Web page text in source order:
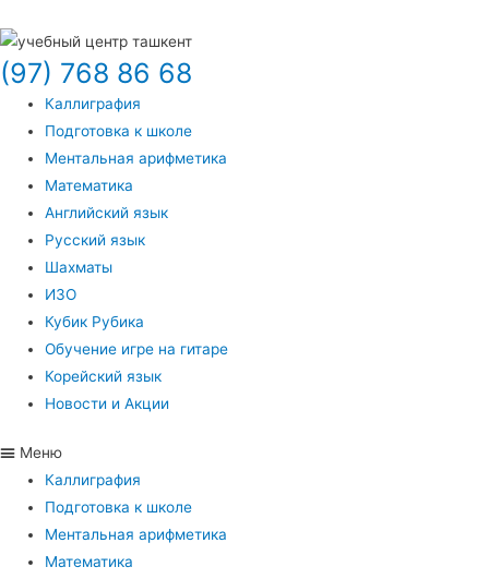
(97) 768 86 68
Каллиграфия
Подготовка к школе
Ментальная арифметика
Математика
Английский язык
Русский язык
Шахматы
ИЗО
Кубик Рубика
Обучение игре на гитаре
Корейский язык
Новости и Акции
Меню
Каллиграфия
Подготовка к школе
Ментальная арифметика
Математика